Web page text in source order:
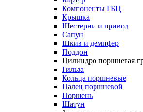
Компоненты ГБЦ
Крышка
Шестерни и привод
Сапун
Шкив и демпфер
Поддон
Цилиндро поршневая
Гильза
Кольца поршневые
Палец поршневой
Поршень
Шатун